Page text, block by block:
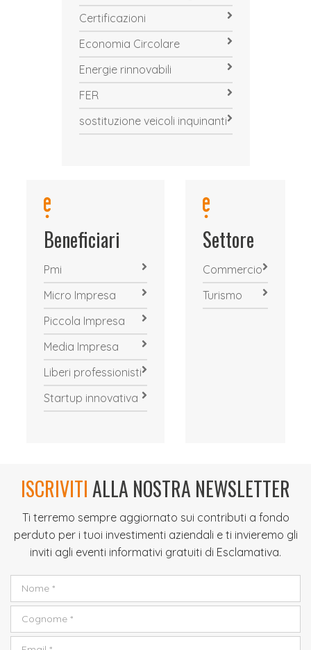
Certificazioni
Economia Circolare
Energie rinnovabili
FER
sostituzione veicoli inquinanti
Beneficiari
Pmi
Micro Impresa
Piccola Impresa
Media Impresa
Liberi professionisti
Startup innovativa
Settore
Commercio
Turismo
ISCRIVITIALLA NOSTRA NEWSLETTER
Ti terremo sempre aggiornato sui contributi a fondo
perduto per i tuoi investimenti aziendali e ti invieremo gli
inviti agli eventi informativi gratuiti di Esclamativa.